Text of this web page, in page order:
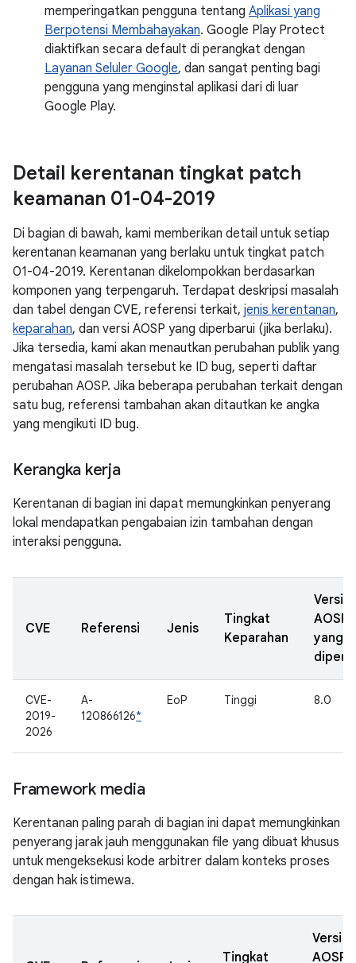
memperingatkan pengguna tentang Aplikasi yang
Berpotensi Membahayakan. Google Play Protect
diaktifkan secara default di perangkat dengan
Layanan Seluler Google, dan sangat penting bagi
pengguna yang menginstal aplikasi dari di luar
Google Play.
Detail kerentanan tingkat patch
keamanan 01-04-2019
Di bagian di bawah, kami memberikan detail untuk setiap
kerentanan keamanan yang berlaku untuk tingkat patch
01-04-2019. Kerentanan dikelompokkan berdasarkan
komponen yang terpengaruh. Terdapat deskripsi masalah
dan tabel dengan CVE, referensi terkait, jenis kerentanan,
keparahan, dan versi AOSP yang diperbarui (jika berlaku).
Jika tersedia, kami akan menautkan perubahan publik yang
mengatasi masalah tersebut ke ID bug, seperti daftar
perubahan AOSP. Jika beberapa perubahan terkait dengan
satu bug, referensi tambahan akan ditautkan ke angka
yang mengikuti ID bug.
Kerangka kerja
Kerentanan di bagian ini dapat memungkinkan penyerang
lokal mendapatkan pengabaian izin tambahan dengan
interaksi pengguna.
CVE Referensi Jenis
Tingkat
Keparahan
Versi
AOSP
yang
CVE-
2019-
2026
A-
120866126*
EoP Tinggi 8.0
Framework media
Kerentanan paling parah di bagian ini dapat memungkinkan
penyerang jarak jauh menggunakan file yang dibuat khusus
untuk mengeksekusi kode arbitrer dalam konteks proses
dengan hak istimewa.
Tingkat
Versi
AOSP